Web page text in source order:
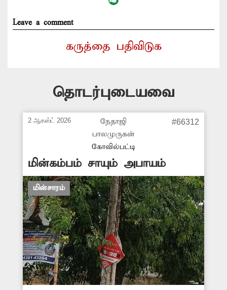
Leave a comment
கருத்தை பதிவிடுக
தொடர்புடையவை
2 ஆகஸ்ட் 2026
நேதாஜி
பாலமுருகன்
கோவில்பட்டி
#66312
மின்கம்பம் சாயும் அபாயம்
மின்சாரம்